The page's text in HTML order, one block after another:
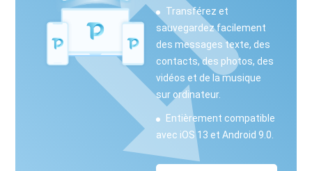
Transférez et
sauvegardez facilement
des messages texte, des
contacts, des photos, des
vidéos et de la musique
sur ordinateur.
Entièrement compatible
avec iOS 13 et Android 9.0.